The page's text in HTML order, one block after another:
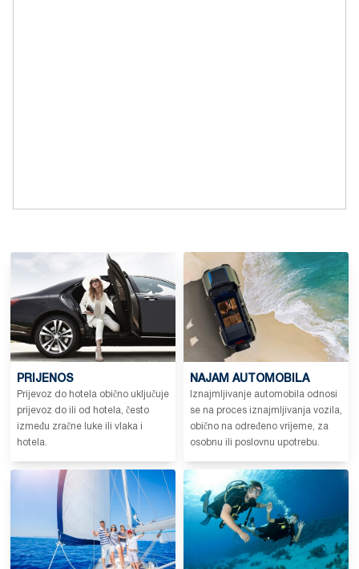
PRIJENOS
Prijevoz do hotela obično uključuje
prijevoz do ili od hotela, često
između zračne luke ili vlaka i
hotela.
NAJAM AUTOMOBILA
Iznajmljivanje automobila odnosi
se na proces iznajmljivanja vozila,
obično na određeno vrijeme, za
osobnu ili poslovnu upotrebu.